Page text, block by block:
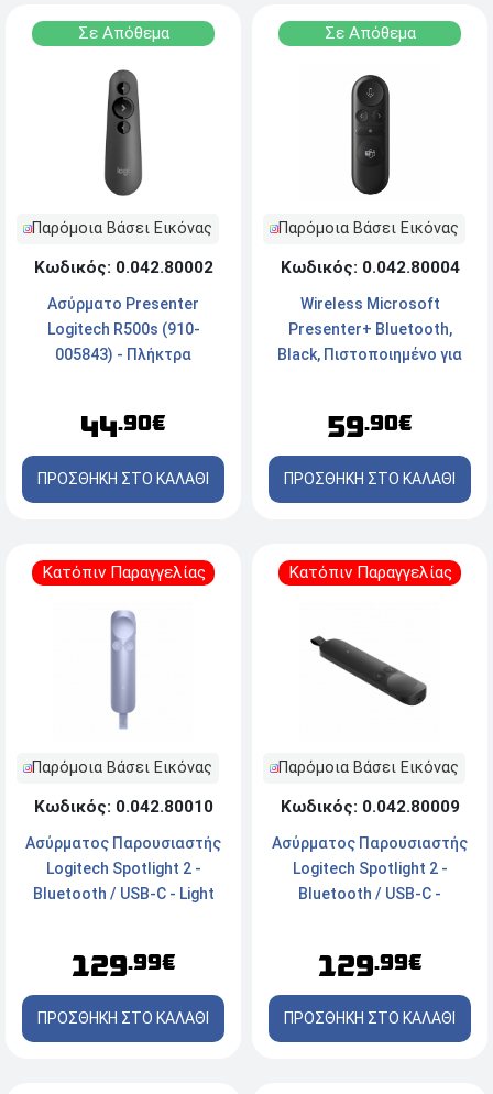
Σε Απόθεμα
Παρόμοια Βάσει Εικόνας
Κωδικός: 0.042.80002
Ασύρματο Presenter
Logitech R500s (910-
005843) - Πλήκτρα
44.90€
ΠΡΟΣΘΗΚΗ ΣΤΟ ΚΑΛΑΘΙ
Σε Απόθεμα
Παρόμοια Βάσει Εικόνας
Κωδικός: 0.042.80004
Wireless Microsoft
Presenter+ Bluetooth,
Black, Πιστοποιημένο για
59.90€
ΠΡΟΣΘΗΚΗ ΣΤΟ ΚΑΛΑΘΙ
Κατόπιν Παραγγελίας
Παρόμοια Βάσει Εικόνας
Κωδικός: 0.042.80010
Ασύρματος Παρουσιαστής
Logitech Spotlight 2 -
Bluetooth / USB-C - Light
129.99€
ΠΡΟΣΘΗΚΗ ΣΤΟ ΚΑΛΑΘΙ
Κατόπιν Παραγγελίας
Παρόμοια Βάσει Εικόνας
Κωδικός: 0.042.80009
Ασύρματος Παρουσιαστής
Logitech Spotlight 2 -
Bluetooth / USB-C -
129.99€
ΠΡΟΣΘΗΚΗ ΣΤΟ ΚΑΛΑΘΙ